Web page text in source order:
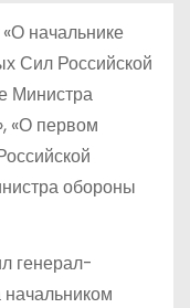
начальнике
Сил Российской
Министра
«О первом
обороны
генерал-